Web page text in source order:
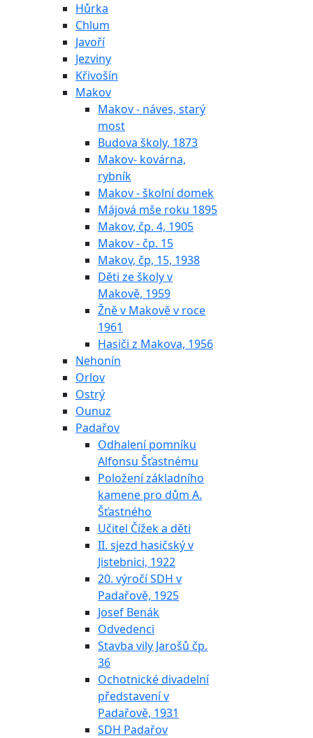
Hůrka
Chlum
Javoří
Jezviny
Křivošín
Makov
Makov - náves, starý
most
Budova školy, 1873
Makov- kovárna,
rybník
Makov - školní domek
Májová mše roku 1895
Makov, čp. 4, 1905
Makov - čp. 15
Makov, čp, 15, 1938
Děti ze školy v
Makově, 1959
Žně v Makově v roce
1961
Hasiči z Makova, 1956
Nehonín
Orlov
Ostrý
Ounuz
Padařov
Odhalení pomníku
Alfonsu Šťastnému
Položení základního
kamene pro dům A.
Šťastného
Učitel Čížek a děti
II. sjezd hasičský v
Jistebnici, 1922
20. výročí SDH v
Padařově, 1925
Josef Benák
Odvedenci
Stavba vily Jarošů čp.
36
Ochotnické divadelní
představení v
Padařově, 1931
SDH Padařov